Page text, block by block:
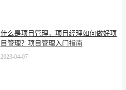
什么是项目管理，项目经理如何做好项
目管理？项目管理入门指南
2023-04-07